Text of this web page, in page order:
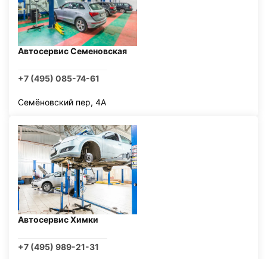
Автосервис Семеновская
+7 (495) 085-74-61
Семёновский пер, 4А
Автосервис Химки
+7 (495) 989-21-31